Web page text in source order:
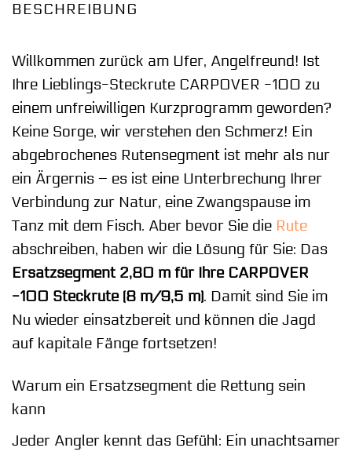
BESCHREIBUNG
Willkommen zurück am Ufer, Angelfreund! Ist
Ihre Lieblings-Steckrute CARPOVER -100 zu
einem unfreiwilligen Kurzprogramm geworden?
Keine Sorge, wir verstehen den Schmerz! Ein
abgebrochenes Rutensegment ist mehr als nur
ein Ärgernis – es ist eine Unterbrechung Ihrer
Verbindung zur Natur, eine Zwangspause im
Tanz mit dem Fisch. Aber bevor Sie die Rute
abschreiben, haben wir die Lösung für Sie: Das
Ersatzsegment 2,80 m für Ihre CARPOVER
-100 Steckrute (8 m/9,5 m). Damit sind Sie im
Nu wieder einsatzbereit und können die Jagd
auf kapitale Fänge fortsetzen!
Warum ein Ersatzsegment die Rettung sein
kann
Jeder Angler kennt das Gefühl: Ein unachtsamer